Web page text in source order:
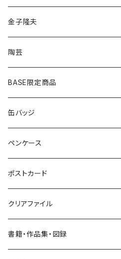
シルバー
ゴールド
シルバー
ピアス
イヤリング
ヘアゴム
ポニーフック
ブローチ
アクセサリー
イヤリング
ピアス
雑貨・小物
金子隆夫
陶芸
BASE限定商品
缶バッジ
ペンケース
ポストカード
クリアファイル
書籍・作品集・図録